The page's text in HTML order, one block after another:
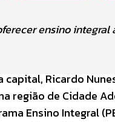
ensino
Ricardo
região de Cidade
Ensino Integral